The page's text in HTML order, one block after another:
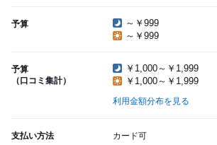
予算
～￥999
～￥999
予算
（口コミ集計）
￥1,000～￥1,999
￥1,000～￥1,999
利用金額分布を見る
支払い方法 カード可